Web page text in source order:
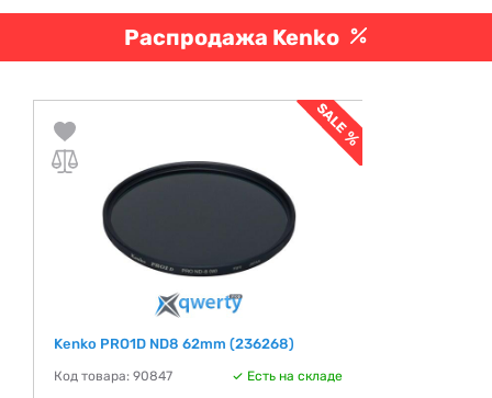
Распродажа Kenko
Kenko PRO1D ND8 62mm (236268)
Код товара: 90847 Есть на складе